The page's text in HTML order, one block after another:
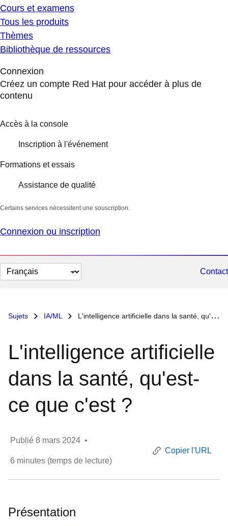
Cours et examens
Tous les produits
Thèmes
Bibliothèque de ressources
Connexion
Créez un compte Red Hat pour accéder à plus de
contenu
Accès à la console
Inscription à l'événement
Formations et essais
Assistance de qualité
Certains services nécessitent une souscription.
Connexion ou inscription
Changer
la
Contact
Sujets IA/ML L'intelligence artificielle dans la santé, qu'est-ce que c'est ?
L'intelligence artificielle
dans la santé, qu'est-
ce que c'est ?
Publié 8 mars 2024 •
6 minutes (temps de lecture)
Copier l'URL
Présentation